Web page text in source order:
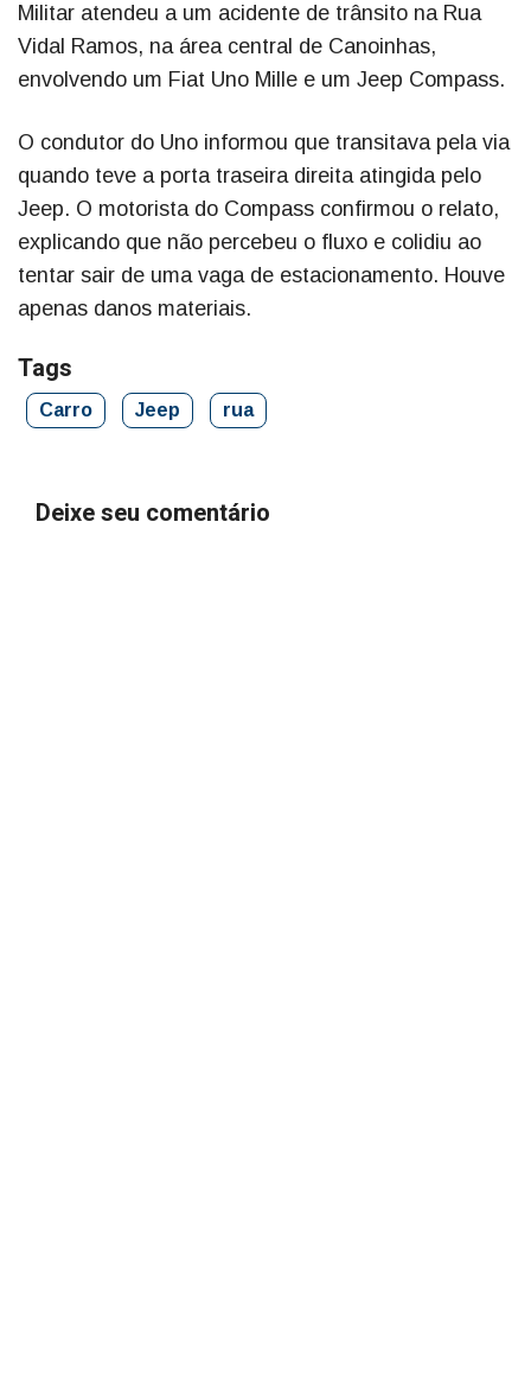
Militar atendeu a um acidente de trânsito na Rua
Vidal Ramos, na área central de Canoinhas,
envolvendo um Fiat Uno Mille e um Jeep Compass.
O condutor do Uno informou que transitava pela via
quando teve a porta traseira direita atingida pelo
Jeep. O motorista do Compass confirmou o relato,
explicando que não percebeu o fluxo e colidiu ao
tentar sair de uma vaga de estacionamento. Houve
apenas danos materiais.
Tags
Carro Jeep rua
Deixe seu comentário